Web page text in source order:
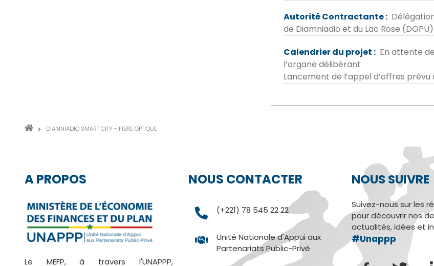
Autorité Contractante
de Diamniadio et du Lac Rose (DGPU)
Calendrier du projet
En attente
l’organe délibérant
Lancement de l’appel d’offres prévu
FIL
DIAMNIADIO SMART CITY - FIBRE OPTIQUE
A PROPOS
Le MEFP, à travers l'UNAPPP,
NOUS CONTACTER
(+221) 78 545 22 22
Unité Nationale d'Appui aux
Partenariats Public-Privé
NOUS SUIVRE
Suivez-nous sur les
pour découvrir nos
actualités, idées et
#Unappp